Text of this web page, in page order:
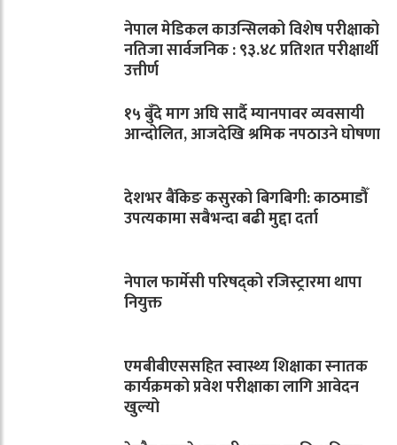
नेपाल मेडिकल काउन्सिलको विशेष परीक्षाको
नतिजा सार्वजनिक : ९३.४८ प्रतिशत परीक्षार्थी
उत्तीर्ण
१५ बुँदे माग अघि सार्दै म्यानपावर व्यवसायी
आन्दोलित, आजदेखि श्रमिक नपठाउने घोषणा
देशभर बैंकिङ कसुरको बिगबिगी: काठमाडौँ
उपत्यकामा सबैभन्दा बढी मुद्दा दर्ता
नेपाल फार्मेसी परिषद्को रजिस्ट्रारमा थापा
नियुक्त
एमबीबीएससहित स्वास्थ्य शिक्षाका स्नातक
कार्यक्रमको प्रवेश परीक्षाका लागि आवेदन
खुल्यो